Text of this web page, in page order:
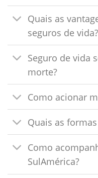
Quais as
seguros de vida?
Seguro de vida
morte?
Como acionar
Quais as
Como
SulAmérica?